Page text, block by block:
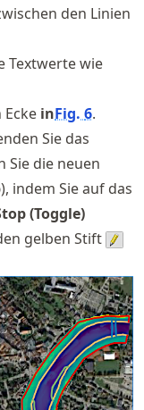
den Linien
Textwerte wie
inFig. 6.
Sie das
Sie die neuen
), indem Sie auf das
(Toggle)
gelben Stift